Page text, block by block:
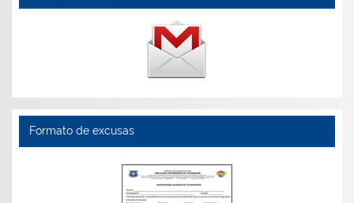
Formato de excusas